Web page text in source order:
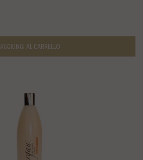
AGGIUNGI AL CARRELLO